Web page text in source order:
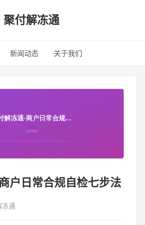
聚付解冻通
新闻动态 关于我们
户日常合规自检七步法
通